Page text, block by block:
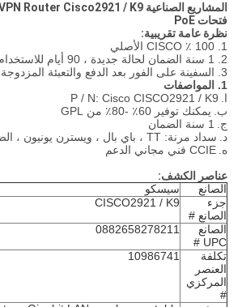
فتحات PoE
نظرة عامة تقريبية:
1. 100 ٪ CISCO الأصلي
2. 1 سنة الضمان لحالة جديدة ، 90 أيام للاستخدام
3. السفينة على الفور بعد الدفع والتعبئة المزدوجة
1. المواصفات
ا. P / N: Cisco CISCO2921 / K9
ب. يمكنك توفير 60٪ -80٪ ​​من GPL
ج. 1 سنة الضمان
د. سداد مرنة: TT ، باي بال ، ويسترن يونيون ، الضمان
ه. CCIE فني مجاني الدعم
عناصر الكشف:
الصانع
سيسكو
جزء
الصانع #
CISCO2921 / K9
الصانع
UPC #
0882658278211
تكلفة
العنصر
المركزي
#
10986741